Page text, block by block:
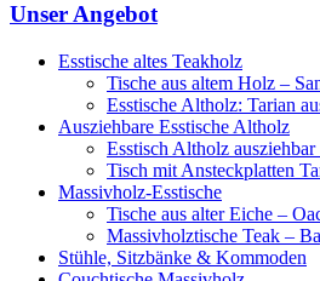
Unser Angebot
Esstische altes Teakholz
Tische aus altem Holz –
Esstische Altholz: Tarian
Ausziehbare Esstische Altholz
Esstisch Altholz
Tisch mit Ansteckplatten
Massivholz-Esstische
Tische aus alter Eiche –
Massivholztische Teak –
Stühle, Sitzbänke & Kommoden